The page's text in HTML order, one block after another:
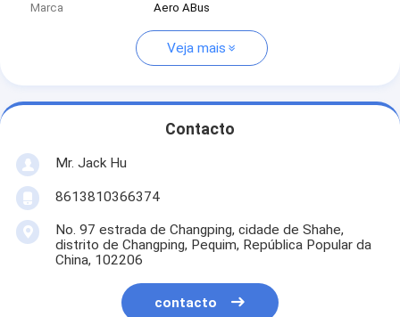
Marca
Aero ABus
Veja mais
Contacto
Mr. Jack Hu
8613810366374
No. 97 estrada de Changping, cidade de Shahe,
distrito de Changping, Pequim, República Popular da
China, 102206
contacto